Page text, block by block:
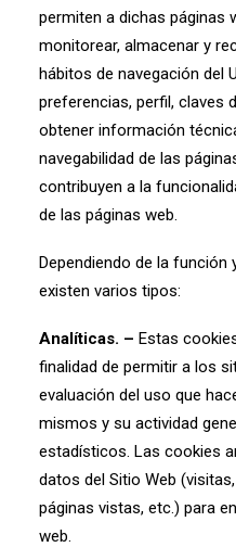
permiten a dichas páginas
monitorear, almacenar y
hábitos de navegación del
preferencias, perfil, claves
obtener información
navegabilidad de las
contribuyen a la
de las páginas web.
Dependiendo de la función
existen varios tipos:
Analíticas. – Estas
finalidad de permitir a los
evaluación del uso que
mismos y su actividad
estadísticos. Las cookies
datos del Sitio Web
páginas vistas, etc.) para
web.